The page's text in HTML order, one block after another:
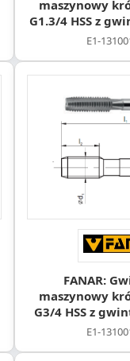
maszynowy
G1.3/4 HSS z
E1-
FANAR:
maszynowy
G3/4 HSS z
E1-